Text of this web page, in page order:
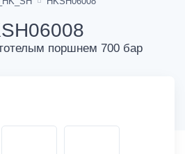
поршнем 700 бар